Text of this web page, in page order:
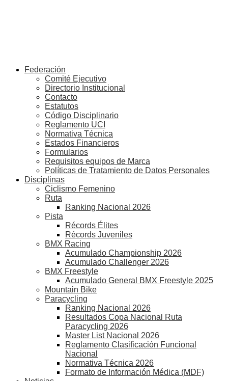
Federación
Comité Ejecutivo
Directorio Institucional
Contacto
Estatutos
Código Disciplinario
Reglamento UCI
Normativa Técnica
Estados Financieros
Formularios
Requisitos equipos de Marca
Políticas de Tratamiento de Datos Personales
Disciplinas
Ciclismo Femenino
Ruta
Ranking Nacional 2026
Pista
Récords Élites
Récords Juveniles
BMX Racing
Acumulado Championship 2026
Acumulado Challenger 2026
BMX Freestyle
Acumulado General BMX Freestyle 2025
Mountain Bike
Paracycling
Ranking Nacional 2026
Resultados Copa Nacional Ruta
Paracycling 2026
Master List Nacional 2026
Reglamento Clasificación Funcional
Nacional
Normativa Técnica 2026
Formato de Información Médica (MDF)